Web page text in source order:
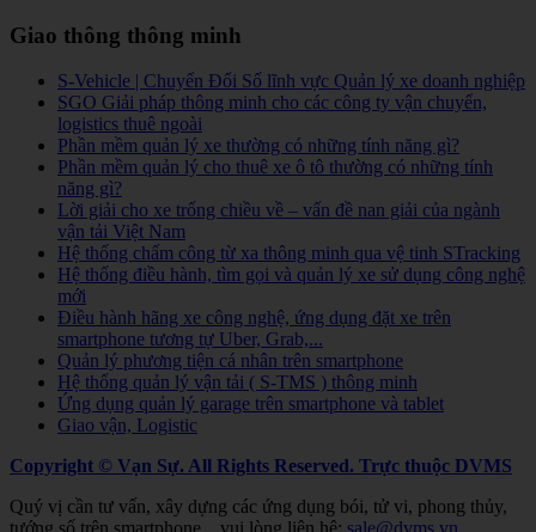
Giao thông thông minh
S-Vehicle | Chuyển Đổi Số lĩnh vực Quản lý xe doanh nghiệp
SGO Giải pháp thông minh cho các công ty vận chuyển,
logistics thuê ngoài
Phần mềm quản lý xe thường có những tính năng gì?
Phần mềm quản lý cho thuê xe ô tô thường có những tính
năng gì?
Lời giải cho xe trống chiều về – vấn đề nan giải của ngành
vận tải Việt Nam
Hệ thống chấm công từ xa thông minh qua vệ tinh STracking
Hệ thống điều hành, tìm gọi và quản lý xe sử dụng công nghệ
mới
Điều hành hãng xe công nghệ, ứng dụng đặt xe trên
smartphone tương tự Uber, Grab,...
Quản lý phương tiện cá nhân trên smartphone
Hệ thống quản lý vận tải ( S-TMS ) thông minh
Ứng dụng quản lý garage trên smartphone và tablet
Giao vận, Logistic
Copyright © Vạn Sự. All Rights Reserved. Trực thuộc DVMS
Quý vị cần tư vấn, xây dựng các ứng dụng bói, tử vi, phong thủy,